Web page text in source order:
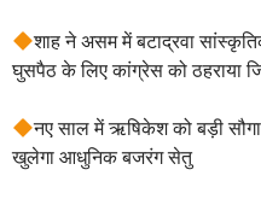
शाह ने असम में बटाद्रवा
घुसपैठ के लिए कांग्रेस को ठहराया
नए साल में ऋषिकेश को बड़ी
खुलेगा आधुनिक बजरंग सेतु